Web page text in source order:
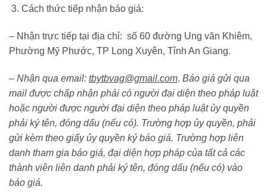
Cách thức tiếp nhận báo giá:
– Nhận trực tiếp tại địa chỉ: số 60 đường Ung văn Khiêm,
Phường Mỹ Phước, TP Long Xuyên, Tỉnh An Giang.
– Nhận qua email: tbytbvag@gmail.com. Báo giá gửi qua
mail được chấp nhận phải có người đại diện theo pháp luật
hoặc người được người đại diện theo pháp luật ủy quyền
phải ký tên, đóng dấu (nếu có). Trường hợp ủy quyền, phải
gửi kèm theo giấy ủy quyền ký báo giá. Trường hợp liên
danh tham gia báo giá, đại diện hợp pháp của tất cả các
thành viên liên danh phải ký tên, đóng dấu (nếu có) vào
báo giá.